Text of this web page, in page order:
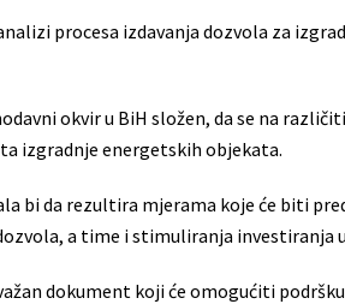
procesa izdavanja dozvola za
okvir u BiH složen, da se na
izgradnje energetskih objekata.
bi da rezultira mjerama koje će biti
a time i stimuliranja investiranja
dokument koji će omogućiti